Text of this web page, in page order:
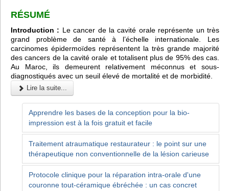
RÉSUMÉ
Introduction : Le cancer de la cavité orale représente un très
grand problème de santé à l’échelle internationale. Les
carcinomes épidermoïdes représentent la très grande majorité
des cancers de la cavité orale et totalisent plus de 95% des cas.
Au Maroc, ils demeurent relativement méconnus et sous-
diagnostiqués avec un seuil élevé de mortalité et de morbidité.
Lire la suite...
Apprendre les bases de la conception pour la bio-
impression est à la fois gratuit et facile
Traitement atraumatique restaurateur : le point sur une
thérapeutique non conventionnelle de la lésion carieuse
Protocole clinique pour la réparation intra-orale d'une
couronne tout-céramique ébréchée : un cas concret